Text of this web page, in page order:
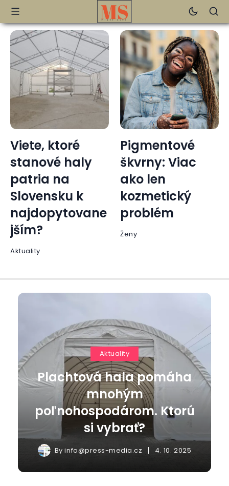
Viete, ktoré
stanové haly
patria na
Slovensku k
najdopytovane
jším?
Aktuality
Pigmentové
škvrny: Viac
ako len
kozmetický
problém
Ženy
Aktuality
Plachtová hala pomáha
mnohým
poľnohospodárom. Ktorú
si vybrať?
Byinfo@press-media.cz 4. 10. 2025